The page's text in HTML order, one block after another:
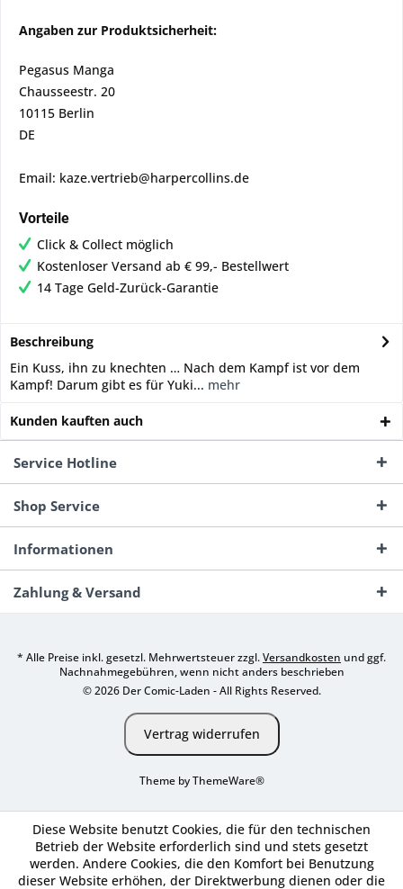
Angaben zur Produktsicherheit:
Pegasus Manga
Chausseestr. 20
10115 Berlin
DE
Email: kaze.vertrieb@harpercollins.de
Vorteile
Click & Collect möglich
Kostenloser Versand ab € 99,- Bestellwert
14 Tage Geld-Zurück-Garantie
Beschreibung
Ein Kuss, ihn zu knechten … Nach dem Kampf ist vor dem
Kampf! Darum gibt es für Yuki... mehr
Kunden kauften auch
Service Hotline
Shop Service
Informationen
Zahlung & Versand
* Alle Preise inkl. gesetzl. Mehrwertsteuer zzgl.Versandkosten und ggf.
Nachnahmegebühren, wenn nicht anders beschrieben
© 2026 Der Comic-Laden - All Rights Reserved.
Vertrag widerrufen
Theme byThemeWare®
Diese Website benutzt Cookies, die für den technischen
Betrieb der Website erforderlich sind und stets gesetzt
werden. Andere Cookies, die den Komfort bei Benutzung
dieser Website erhöhen, der Direktwerbung dienen oder die